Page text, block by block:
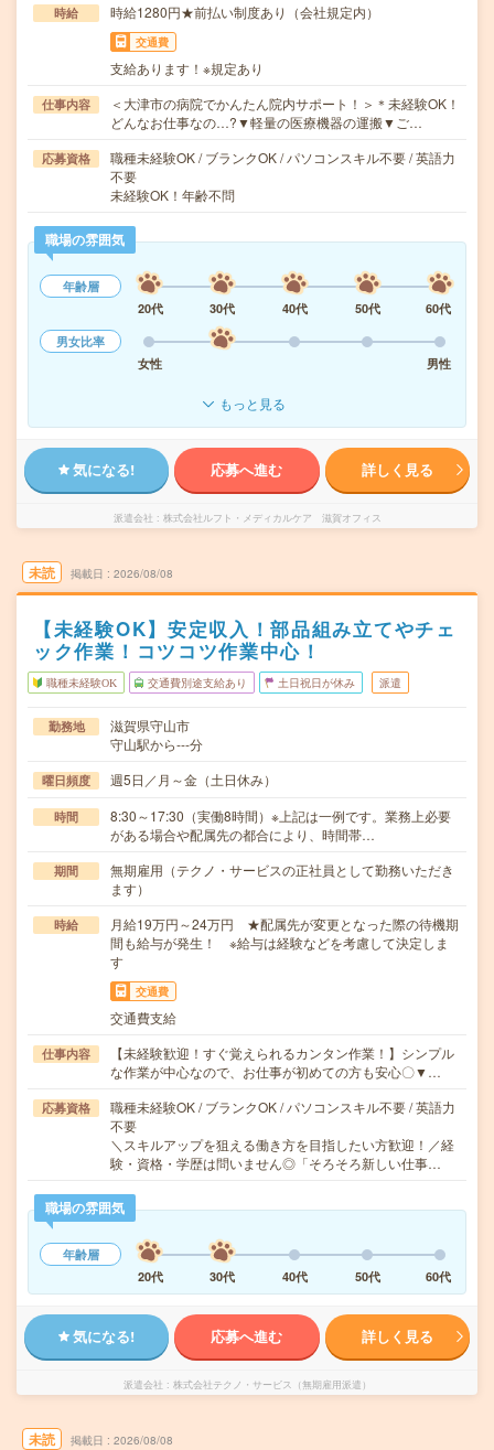
時給 時給1280円★前払い制度あり（会社規定内）
交通費
支給あります！※規定あり
仕事内容
＜大津市の病院でかんたん院内サポート！＞＊未経験OK！
どんなお仕事なの…?▼軽量の医療機器の運搬▼ご…
応募資格
職種未経験OK / ブランクOK / パソコンスキル不要 / 英語力
不要
未経験OK！年齢不問
職場の雰囲気
年齢層
20代
30代 40代 50代
60代
男女比率
女性
男性
もっと見る
気になる! 応募へ進む 詳しく見る
派遣会社 株式会社ルフト・メディカルケア 滋賀オフィス
未読 掲載日 2026/08/08
【未経験OK】安定収入！部品組み立てやチェ
ック作業！コツコツ作業中心！
職種未経験OK 交通費別途支給あり 土日祝日が休み 派遣
勤務地
滋賀県守山市
守山駅から---分
曜日頻度 週5日／月～金（土日休み）
時間
8:30～17:30（実働8時間）※上記は一例です。業務上必要
がある場合や配属先の都合により、時間帯…
期間
無期雇用（テクノ・サービスの正社員として勤務いただき
ます）
時給
月給19万円～24万円 ★配属先が変更となった際の待機期
間も給与が発生！ ※給与は経験などを考慮して決定しま
す
交通費
交通費支給
仕事内容
【未経験歓迎！すぐ覚えられるカンタン作業！】シンプル
な作業が中心なので、お仕事が初めての方も安心〇▼…
応募資格
職種未経験OK / ブランクOK / パソコンスキル不要 / 英語力
不要
＼スキルアップを狙える働き方を目指したい方歓迎！／経
験・資格・学歴は問いません◎「そろそろ新しい仕事…
職場の雰囲気
年齢層
20代
30代 40代 50代 60代
気になる! 応募へ進む 詳しく見る
派遣会社 株式会社テクノ・サービス（無期雇用派遣）
未読 掲載日 2026/08/08